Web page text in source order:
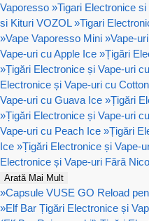
Vaporesso »Tigari Electronice
si Kituri VOZOL »Tigari
»Vape Vaporesso Mini »Vape-
Vape-uri cu Apple Ice »Țigări
»Țigări Electronice și Vape-uri
Electronice și Vape-uri cu
Vape-uri cu Guava Ice »Țigări
»Țigări Electronice și Vape-uri
Vape-uri cu Peach Ice »Țigări
Ice »Țigări Electronice și Vape-
Electronice și Vape-uri Fără
Arată Mai Mult
»Capsule VUSE GO Reload
»Elf Bar Țigări Electronice și